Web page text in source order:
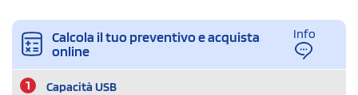
Calcola il tuo preventivo e acquista
online
Info
1 Capacità USB